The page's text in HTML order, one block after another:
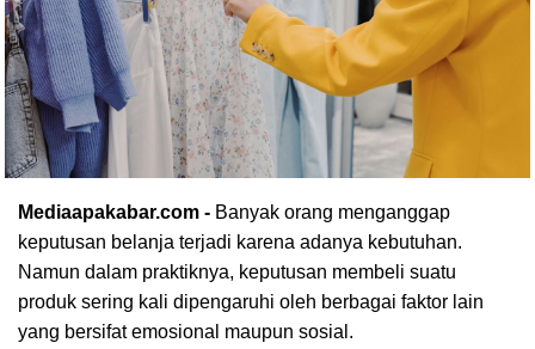
Mediaapakabar.com - Banyak orang menganggap
keputusan belanja terjadi karena adanya kebutuhan.
Namun dalam praktiknya, keputusan membeli suatu
produk sering kali dipengaruhi oleh berbagai faktor lain
yang bersifat emosional maupun sosial.